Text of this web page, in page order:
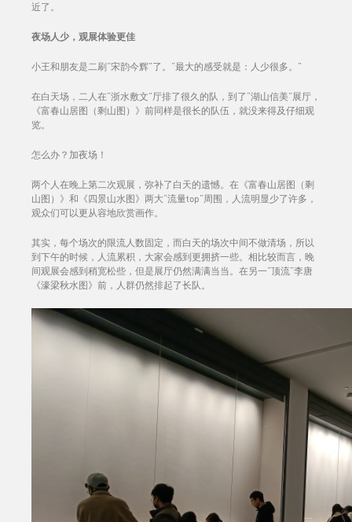
近了。
夜场人少，观展体验更佳
小王和朋友是二刷“宋韵今辉”了。“最大的感受就是：人少很多。”
在白天场，二人在“浙水敷文”厅排了很久的队，到了“湖山信美”展厅，
《富春山居图（剩山图）》前同样是很长的队伍，就没来得及仔细观
览。
怎么办？加夜场！
两个人在晚上第二次观展，弥补了白天的遗憾。在《富春山居图（剩
山图）》和《四景山水图》两大“流量top”周围，人流明显少了许多，
观众们可以更从容地欣赏画作。
其实，每个场次的限流人数固定，而白天的场次中间不做清场，所以
到下午的时候，人流累积，大家会感到更拥挤一些。相比较而言，晚
间观展会感到稍宽松些，但是展厅仍然满满当当。在另一“顶流”李唐
《濠梁秋水图》前，人群仍然排起了长队。